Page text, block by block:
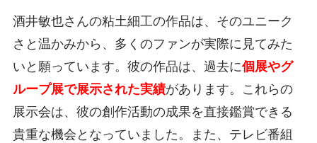
酒井敏也さんの粘土細工の作品は、そのユニーク
さと温かみから、多くのファンが実際に見てみた
いと願っています。彼の作品は、過去に個展やグ
ループ展で展示された実績があります。これらの
展示会は、彼の創作活動の成果を直接鑑賞できる
貴重な機会となっていました。また、テレビ番組